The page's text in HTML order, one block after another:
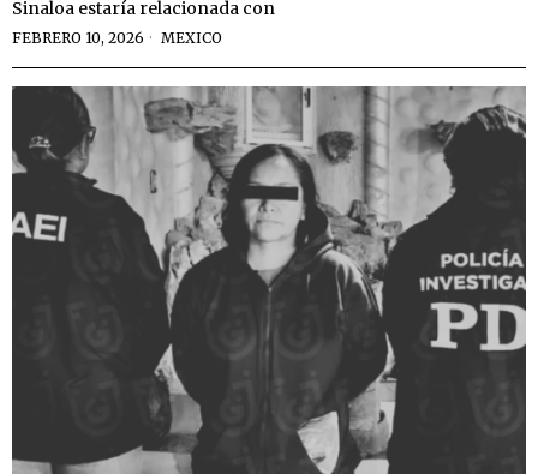
Sinaloa estaría relacionada con
FEBRERO 10, 2026 MEXICO